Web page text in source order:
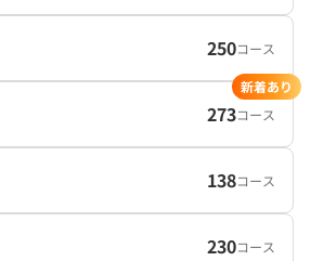
250コース
273コース
新着あり
138コース
230コース